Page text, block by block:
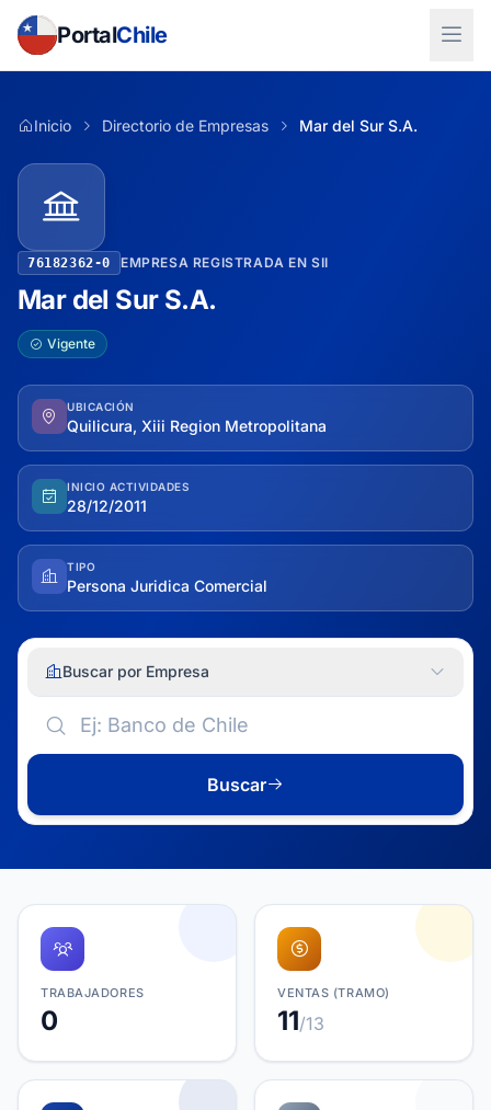
PortalChile
Inicio Directorio de Empresas Mar del Sur S.A.
76182362-0 EMPRESA REGISTRADA EN SII
Mar del Sur S.A.
Vigente
UBICACIÓN
Quilicura, Xiii Region Metropolitana
INICIO ACTIVIDADES
28/12/2011
TIPO
Persona Juridica Comercial
Buscar por Empresa
Buscar
TRABAJADORES
0
VENTAS (TRAMO)
11/13